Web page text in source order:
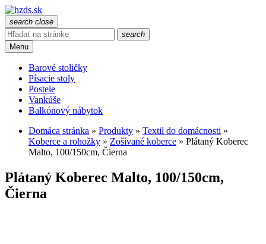
search close
search
Menu
Barové stoličky
Písacie stoly
Postele
Vankúše
Balkónový nábytok
Domáca stránka » Produkty » Textil do domácnosti »
Koberce a rohožky » Zošívané koberce » Plátaný Koberec
Malto, 100/150cm, Čierna
Plátaný Koberec Malto, 100/150cm,
Čierna